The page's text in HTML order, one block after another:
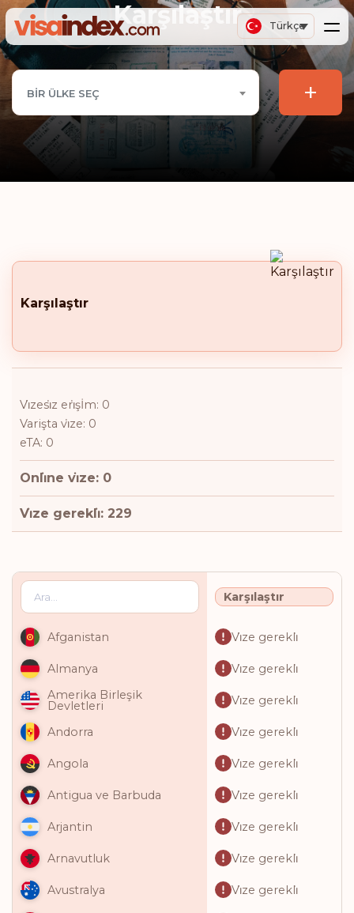
Türkçe
Karşılaştır
BIR ÜLKE SEÇ +
Karşılaştır
Vi̇zesi̇z eri̇şİm: 0
Varişta vi̇ze: 0
eTA: 0
Onli̇ne vi̇ze: 0
Vi̇ze gerekli̇: 229
Karşılaştır
Afganistan Vi̇ze gerekli̇
Almanya
Vi̇ze gerekli̇
Amerika Birleşik
Devletleri Vi̇ze gerekli̇
Andorra Vi̇ze gerekli̇
Angola Vi̇ze gerekli̇
Antigua ve Barbuda Vi̇ze gerekli̇
Arjantin Vi̇ze gerekli̇
Arnavutluk Vi̇ze gerekli̇
Avustralya Vi̇ze gerekli̇